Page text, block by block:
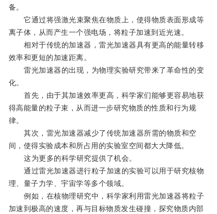
备。
它通过将强激光束聚焦在物质上，使得物质表面形成等
离子体，从而产生一个强电场，将粒子加速到近光速。
相对于传统的加速器，雷光加速器具有更高的能量转移
效率和更短的加速距离。
雷光加速器的出现，为物理实验研究带来了革命性的变
化。
首先，由于其加速效率更高，科学家们能够更容易地获
得高能量的粒子束，从而进一步研究物质的性质和行为规
律。
其次，雷光加速器减少了传统加速器所需的物质和空
间，使得实验成本和所占用的实验室空间都大大降低。
这为更多的科学研究提供了机会。
通过雷光加速器进行粒子加速的实验可以用于研究核物
理、量子力学、宇宙学等多个领域。
例如，在核物理研究中，科学家利用雷光加速器将粒子
加速到极高的速度，再与目标物质发生碰撞，探究物质内部